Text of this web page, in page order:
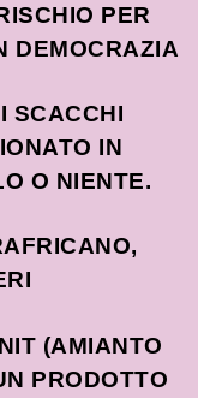
PER
DEMOCRAZIA
SCACCHI
IN
O NIENTE.
(AMIANTO
PRODOTTO